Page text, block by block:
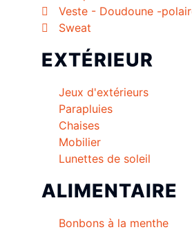
Veste - Doudoune -
Sweat
EXTÉRIEUR
Jeux d'extérieurs
Parapluies
Chaises
Mobilier
Lunettes de soleil
ALIMENTAIRE
Bonbons à la menthe